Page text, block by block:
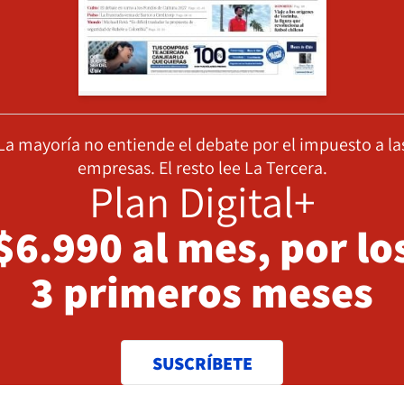
mayoría no entiende el debate por el impuesto a
empresas. El resto lee La Tercera.
Plan Digital+
al mes, por
3 primeros meses
SUSCRÍBETE